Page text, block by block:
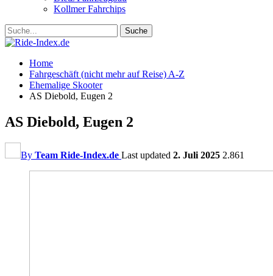
Kollmer Fahrchips
Home
Fahrgeschäft (nicht mehr auf Reise) A-Z
Ehemalige Skooter
AS Diebold, Eugen 2
AS Diebold, Eugen 2
By Team Ride-Index.de Last updated 2. Juli 2025 2.861